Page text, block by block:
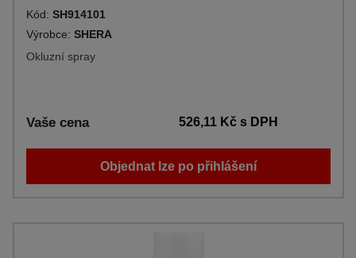
Kód: SH914101
Výrobce: SHERA
Okluzní spray
Vaše cena 526,11 Kčs DPH
Objednat lze po přihlášení